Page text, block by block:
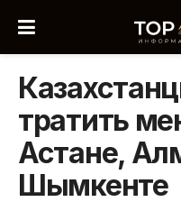
тратить
Астане,
Шымкенте